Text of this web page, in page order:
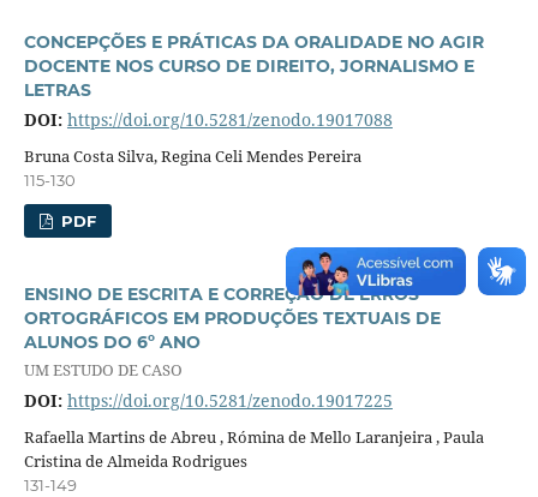
CONCEPÇÕES E PRÁTICAS DA ORALIDADE NO AGIR
DOCENTE NOS CURSO DE DIREITO, JORNALISMO E
LETRAS
DOI: https://doi.org/10.5281/zenodo.19017088
Bruna Costa Silva, Regina Celi Mendes Pereira
115-130
PDF
ENSINO DE ESCRITA E CORREÇÃO DE ERROS
ORTOGRÁFICOS EM PRODUÇÕES TEXTUAIS DE
ALUNOS DO 6º ANO
UM ESTUDO DE CASO
DOI: https://doi.org/10.5281/zenodo.19017225
Rafaella Martins de Abreu , Rómina de Mello Laranjeira , Paula
Cristina de Almeida Rodrigues
131-149